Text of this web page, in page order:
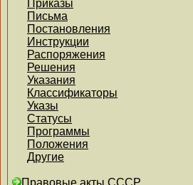
Приказы
Письма
Постановления
Инструкции
Распоряжения
Решения
Указания
Классификаторы
Указы
Статусы
Программы
Положения
Другие
Правовые акты СССР